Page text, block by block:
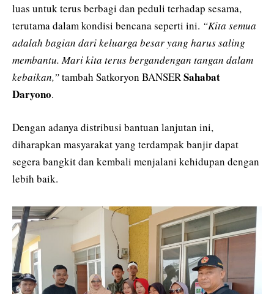
luas untuk terus berbagi dan peduli terhadap sesama,
terutama dalam kondisi bencana seperti ini. “Kita semua
adalah bagian dari keluarga besar yang harus saling
membantu. Mari kita terus bergandengan tangan dalam
kebaikan,”tambah Satkoryon BANSER Sahabat
Daryono.
Dengan adanya distribusi bantuan lanjutan ini,
diharapkan masyarakat yang terdampak banjir dapat
segera bangkit dan kembali menjalani kehidupan dengan
lebih baik.